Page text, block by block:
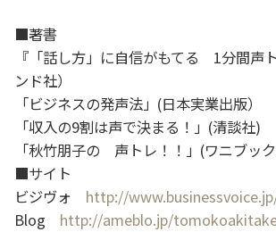
■著書
『「話し方」に自信がもてる 1分間声
ンド社）
「ビジネスの発声法」(日本実業出版）
「収入の9割は声で決まる！」(清談社)
「秋竹朋子の 声トレ！！」(ワニブッ
■サイト
ビジヴォ http://
Blog http://ameblo.jp/